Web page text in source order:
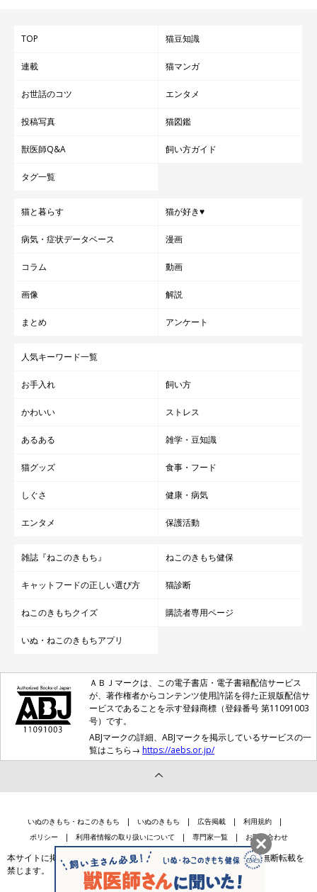
TOP 猫豆知識
連載 猫マンガ
お世話のコツ エンタメ
投稿写真 猫図鑑
獣医師Q&A 飼い方ガイド
タグ一覧
猫と暮らす 猫が好き♥
病気・症状データベース 漫画
コラム 動画
画像 解説
まとめ アンケート
人気キーワード一覧
お手入れ 飼い方
かわいい ストレス
あるある 雑学・豆知識
猫グッズ 食事・フード
しぐさ 健康・病気
エンタメ 保護活動
雑誌『ねこのきもち』 ねこのきもち健保
キャットフードの正しい選び方 猫診断
ねこのきもちクイズ 購読者専用ページ
いぬ・ねこのきもちアプリ
ＡＢＪマークは、この電子書店・電子書籍配信サービス
が、著作権者からコンテンツ使用許諾を得た正規版配信サ
ービスであることを示す登録商標（登録番号 第11091003
号）です。
ABJマークの詳細、ABJマークを掲示しているサービスの一
覧はこちら→ https://aebs.or.jp/
いぬのきもち・ねこのきもち いぬのきもち 広告掲載
利用規約
ポリシー
利用者情報の取り扱いについて 専門家一覧 お問い合わせ
本サイトに掲載されている記事・写真・イラスト等のコンテンツの無断転載を
禁じます。